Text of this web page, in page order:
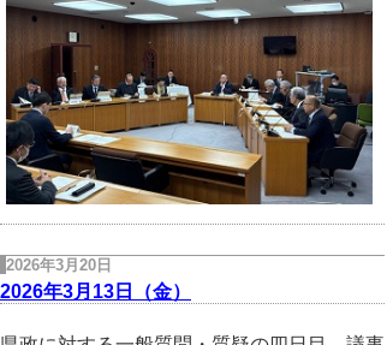
2026年3月20日
2026年3月13日（金）